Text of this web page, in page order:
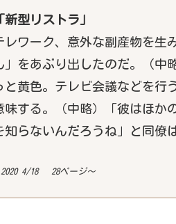
型リストラ」
レワーク、意外な副産物を
」をあぶり出したのだ。（
と黄色。テレビ会議などを行
味する。（中略）「彼はほか
らないんだろうね」と同僚
4/18 28ページ～